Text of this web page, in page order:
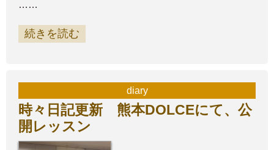
……
続きを読む
diary
時々日記更新 熊本DOLCEにて、公
開レッスン